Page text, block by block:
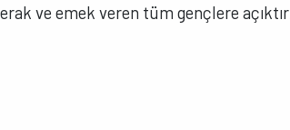
ve emek veren tüm gençlere açıktır.